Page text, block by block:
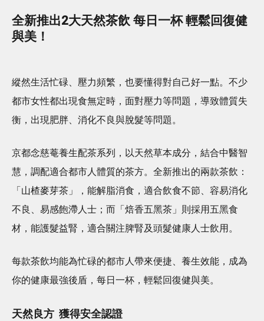
全新推出2大天然茶飲 每日一杯 輕鬆回復健
與美！
縱然生活忙碌、壓力頻繁，也要懂得對自己好一點。不少
都市女性都出現食無定時，面對壓力等問題，導致體質失
衡，出現肥胖、消化不良與脫髮等問題。
京都念慈菴養生配茶系列，以天然草本成分，結合中醫智
慧，調配適合都市人體質的茶方。全新推出的兩款茶飲：
「山楂麥芽茶」，能解脂消食，適合飲食不節、容易消化
不良、易感飽滯人士；而「焙香五黑茶」則採用五黑食
材，能護髮益腎，適合關注脾腎及頭髮健康人士飲用。
每款茶飲均能為忙碌的都市人帶來便捷、養生效能，成為
你的健康最強後盾，每日一杯，輕鬆回復健與美。
天然良方 獲得安全認證